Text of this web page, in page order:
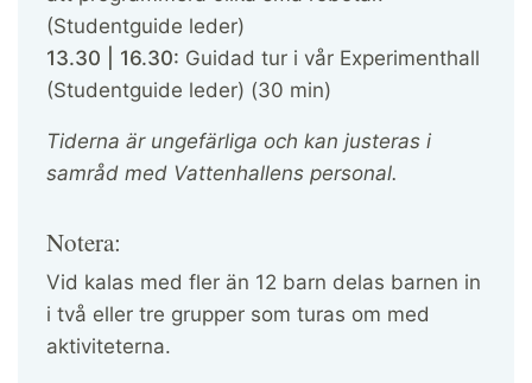
(Studentguide leder)
13.30 | 16.30: Guidad tur i vår Experimenthall
(Studentguide leder) (30 min)
Tiderna är ungefärliga och kan justeras i
samråd med Vattenhallens personal.
Notera:
Vid kalas med fler än 12 barn delas barnen in
i två eller tre grupper som turas om med
aktiviteterna.